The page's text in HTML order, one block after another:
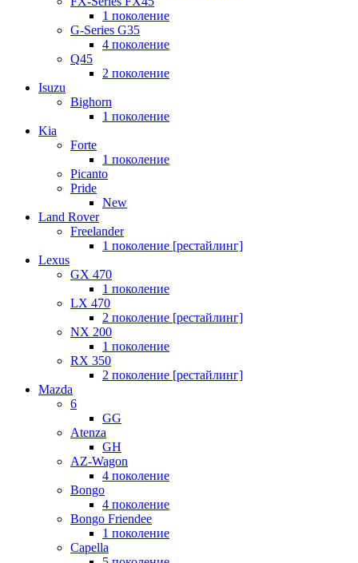
1 поколение
G-Series G35
4 поколение
Q45
2 поколение
Isuzu
Bighorn
1 поколение
Kia
Forte
1 поколение
Picanto
Pride
New
Land Rover
Freelander
1 поколение [рестайлинг]
Lexus
GX 470
1 поколение
LX 470
2 поколение [рестайлинг]
NX 200
1 поколение
RX 350
2 поколение [рестайлинг]
Mazda
6
GG
Atenza
GH
AZ-Wagon
4 поколение
Bongo
4 поколение
Bongo Friendee
1 поколение
Capella